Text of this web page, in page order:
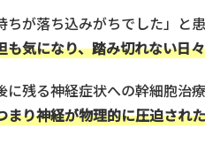
ちが落ち込みがちでした」と
も気になり、踏み切れない日
残る神経症状への幹細胞治
まり神経が物理的に圧迫され